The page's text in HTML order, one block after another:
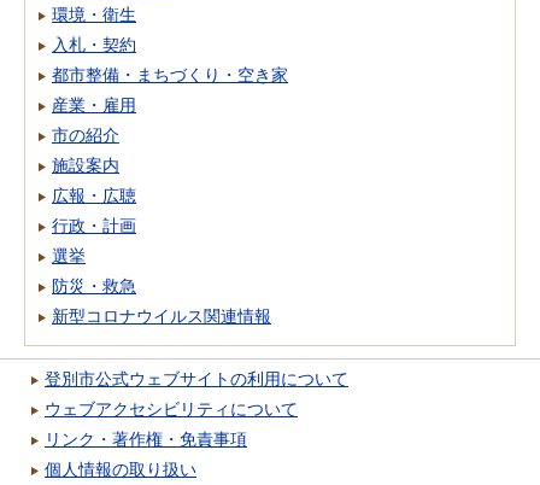
環境・衛生
入札・契約
都市整備・まちづくり・空き家
産業・雇用
市の紹介
施設案内
広報・広聴
行政・計画
選挙
防災・救急
新型コロナウイルス関連情報
登別市公式ウェブサイトの利用について
ウェブアクセシビリティについて
リンク・著作権・免責事項
個人情報の取り扱い